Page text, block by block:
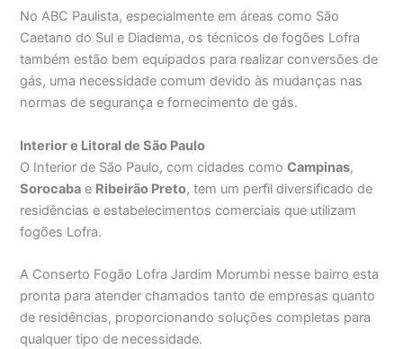
No ABC Paulista, especialmente em áreas como São
Caetano do Sul e Diadema, os técnicos de fogões Lofra
também estão bem equipados para realizar conversões de
gás, uma necessidade comum devido às mudanças nas
normas de segurança e fornecimento de gás.
Interior e Litoral de São Paulo
O Interior de São Paulo, com cidades comoCampinas,
Sorocaba e Ribeirão Preto, tem um perfil diversificado de
residências e estabelecimentos comerciais que utilizam
fogões Lofra.
A Conserto Fogão Lofra Jardim Morumbi nesse bairro esta
pronta para atender chamados tanto de empresas quanto
de residências, proporcionando soluções completas para
qualquer tipo de necessidade.